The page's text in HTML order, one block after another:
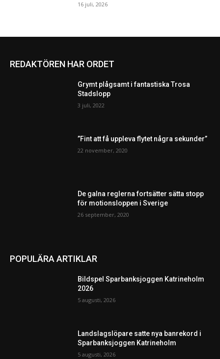
16 juli, 2026
REDAKTÖREN HAR ORDET
Grymt plågsamt i fantastiska Trosa
Stadslopp
3 juli, 2022
”Fint att få uppleva flytet några sekunder”
22 november, 2020
De galna reglerna fortsätter sätta stopp
för motionsloppen i Sverige
26 september, 2020
POPULÄRA ARTIKLAR
Bildspel Sparbanksjoggen Katrineholm
2026
5 augusti, 2026
Landslagslöpare satte nya banrekord i
Sparbanksjoggen Katrineholm
5 augusti, 2026